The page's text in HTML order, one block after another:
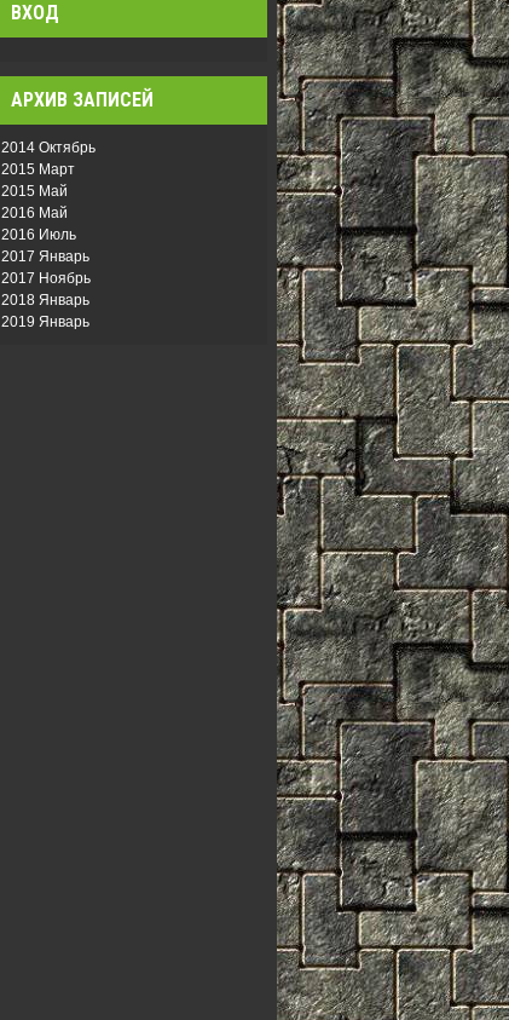
ВХОД
АРХИВ ЗАПИСЕЙ
2014 Октябрь
2015 Март
2015 Май
2016 Май
2016 Июль
2017 Январь
2017 Ноябрь
2018 Январь
2019 Январь